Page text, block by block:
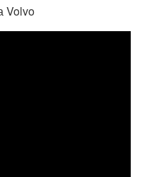
Volvo